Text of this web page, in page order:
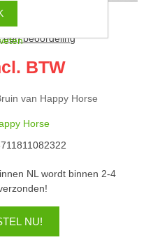
een beoordeling
BTW
van Happy Horse
Horse
NL wordt binnen 2-4